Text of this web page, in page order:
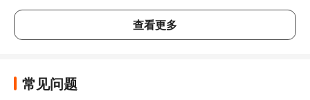
莫瑟实验室艺术与科技博物馆
无畏号海空暨太空博物馆
查看更多
常见问题